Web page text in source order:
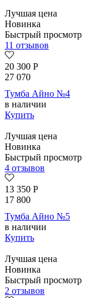
Лучшая цена
Новинка
Быстрый просмотр
11 отзывов
20 300 Р
27 070
Тумба Айно №4
в наличии
Купить
Лучшая цена
Новинка
Быстрый просмотр
4 отзывов
13 350 Р
17 800
Тумба Айно №5
в наличии
Купить
Лучшая цена
Новинка
Быстрый просмотр
2 отзывов